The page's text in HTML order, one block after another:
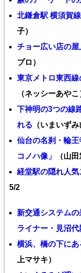
北鎌倉駅 横須賀
子）
チョー広い店の
プロ）
東京メトロ東西
（ネッシーあやこ
下神明の3つの線
れる （いまいず
仙台の名刹・輪
コノハ像」
（山田
経堂駅の隠れ人気
5/2
新交通システム
ライナー・見沼代
横浜、橋の下に
上マサキ）